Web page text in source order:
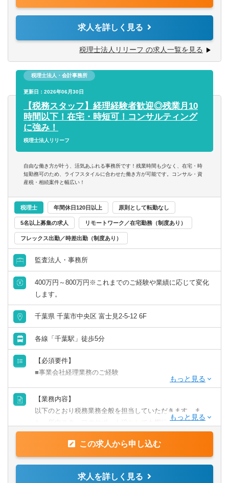
税理士事務所での仕事をお客様に対する「サービス」とし
■コツコツ努力できる
■明るい、人と話すのが好き、事務作業が好き、数字にこだ
わる
■ゆくゆくは経営層として活躍していきたいという意欲をお
持ちの方
※仕事に対する意欲や、上昇志向のある方、大歓迎です！
人間性を重視しながら採用しているので、たとえ税務の経
業務は多岐に渡り、コンサルティング業務（30～50件程
チャレンジ意欲のある方には、やってみたい業務を積極的
にお任せ致します！
■資産税業務
■各種申告書作成、確定申告業務
■決算業務、年末調整
■関与先への報告
■新規顧客開拓 etc.
マネーフォワード、freee、弥生、達人、TKC
※その他お客様や職員の要望により導入する可能性あり
求人を詳しく見る
税理士法人リリーフ の求人一覧を見る
税理士法人・会計事務所
更新日：2026年06月30日
【税務スタッフ】経理経験者歓迎◎残業月10
時間以下！在宅・時短可！コンサルティング
に強み！
税理士法人リリーフ
自由な働き方が叶う、活気あふれる事務所です！残業時間も少なく、在宅・時
短勤務可のため、ライフスタイルに合わせた働き方が可能です。コンサル・資
産税・相続案件と幅広い！
税理士 年間休日120日以上 原則として転勤なし
5名以上募集の求人 リモートワーク／在宅勤務（制度あり）
フレックス出勤／時差出勤（制度あり）
監査法人・事務所
400万円～800万円※これまでのご経験や業績に応じて変化
します。
千葉県 千葉市中央区 富士見2-5-12 6F
各線「千葉駅」徒歩5分
【必須要件】
■事業会社経理業務のご経験
【歓迎要件】
■後輩指導（マネジメント）のご経験
【求める人物像】
税理士事務所での仕事をお客様に対する「サービス」とし
【業務内容】
以下のとおり税務業務全般を担当していただきます。ま
た、所内スタッフのサポート役としても期待しておりま
【具体的には】
業務は多岐に渡り、コンサルティング業務（30～50件程
この求人から申し込む
求人を詳しく見る
5名以上募集の求人
海外赴任の機会あり
管理職求人
オンライン面接／WEB面接（実績あり）
語学
英語力を活かす
中国語を活かす
その他語学を活かす